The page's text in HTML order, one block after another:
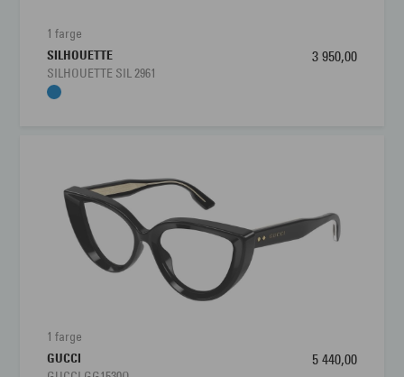
Bredde glass 54 mm
1 farge
SILHOUETTE
SILHOUETTE SIL 2961
3 950,00
1 farge
GUCCI
5 440,00